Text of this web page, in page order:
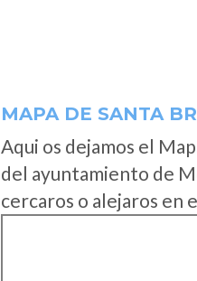
MAPA DE SANTA
Aqui os dejamos el
del ayuntamiento de
cercaros o alejaros en